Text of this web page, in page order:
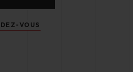
VOUS